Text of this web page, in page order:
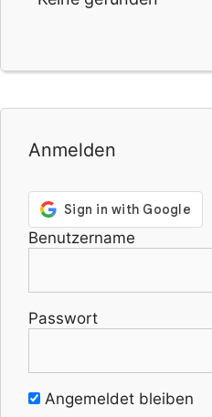
Anmelden
Benutzername
Passwort
Angemeldet bleiben